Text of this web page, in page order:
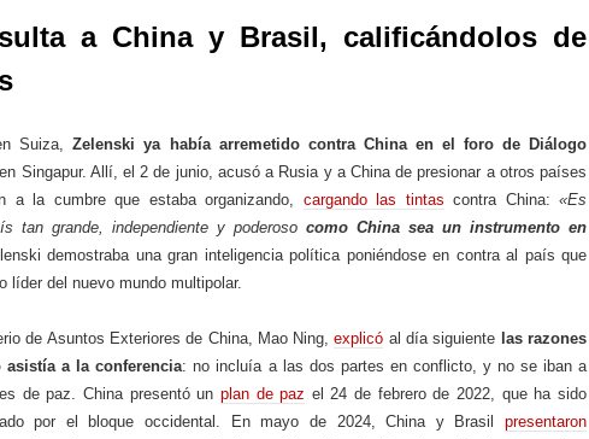
a China y Brasil, calificándolos de
Suiza, Zelenski ya había arremetido contra China en el foro de Diálogo
Singapur. Allí, el 2 de junio, acusó a Rusia y a China de presionar a otros países
a la cumbre que estaba organizando, cargando las tintas contra China:«Es
tan grande, independiente y poderoso como China sea un instrumento en
demostraba una gran inteligencia política poniéndose en contra al país que
líder del nuevo mundo multipolar.
de Asuntos Exteriores de China, Mao Ning,explicó al día siguiente las razones
a la conferencia: no incluía a las dos partes en conflicto, y no se iban a
de paz. China presentó un plan de paz el 24 de febrero de 2022, que ha sido
por el bloque occidental. En mayo de 2024, China y Brasil presentaron